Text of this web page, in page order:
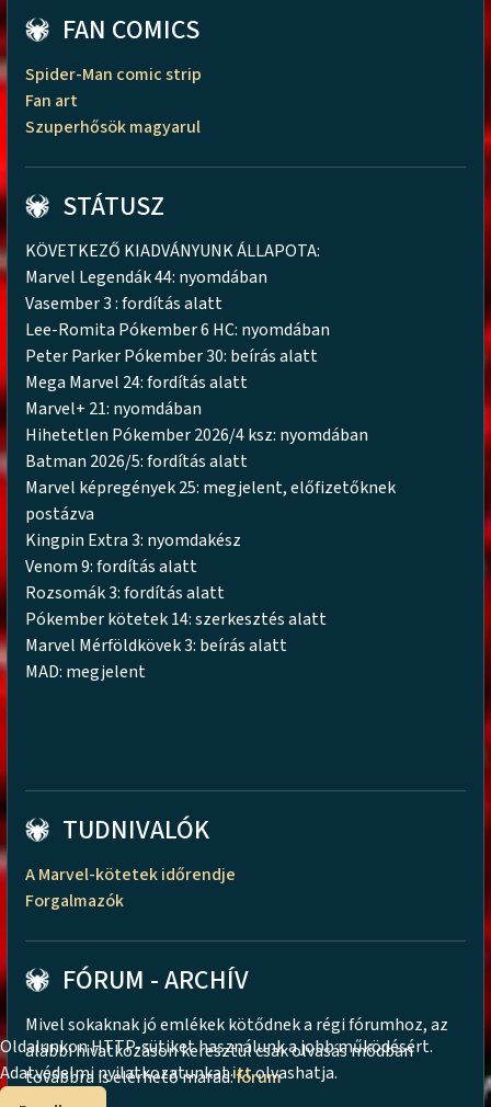
FAN COMICS
Spider-Man comic strip
Fan art
Szuperhősök magyarul
STÁTUSZ
KÖVETKEZŐ KIADVÁNYUNK ÁLLAPOTA:
Marvel Legendák 44: nyomdában
Vasember 3 : fordítás alatt
Lee-Romita Pókember 6 HC: nyomdában
Peter Parker Pókember 30: beírás alatt
Mega Marvel 24: fordítás alatt
Marvel+ 21: nyomdában
Hihetetlen Pókember 2026/4 ksz: nyomdában
Batman 2026/5: fordítás alatt
Marvel képregények 25: megjelent, előfizetőknek
postázva
Kingpin Extra 3: nyomdakész
Venom 9: fordítás alatt
Rozsomák 3: fordítás alatt
Pókember kötetek 14: szerkesztés alatt
Marvel Mérföldkövek 3: beírás alatt
MAD: megjelent
TUDNIVALÓK
A Marvel-kötetek időrendje
Forgalmazók
FÓRUM - ARCHÍV
Mivel sokaknak jó emlékek kötődnek a régi fórumhoz, az
alábbi hivatkozáson keresztül csak olvasás módban
továbbra is elérhető marad:fórum
Oldalunkon HTTP-sütiket használunk a jobb működésért.
Adatvédelmi nyilatkozatunkatittolvashatja.